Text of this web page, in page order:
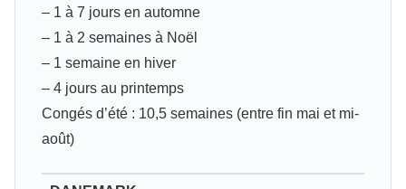
– 1 à 7 jours en automne
– 1 à 2 semaines à Noël
– 1 semaine en hiver
– 4 jours au printemps
Congés d’été : 10,5 semaines (entre fin mai et mi-
août)